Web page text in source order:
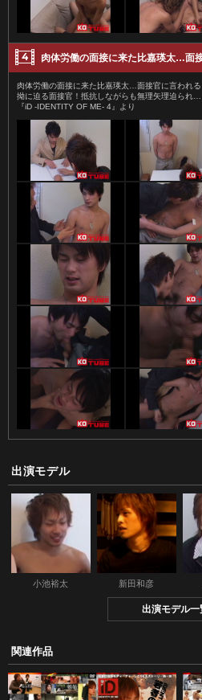
肉体労働の面接に来た比嘉瑛太…面
肉体労働の面接に来た比嘉瑛太…面接官に言われ
拗に迫る面接官！抵抗しながらも無理矢理迫られ…
『iD -IDENTITY OF ME- 4』より
出演モデル
小池裕太 新田和彦
出演モデル一
関連作品